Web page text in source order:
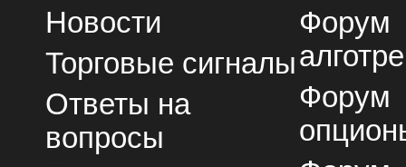
Новости
Торговые сигналы
Ответы на
вопросы
Форум
Форум